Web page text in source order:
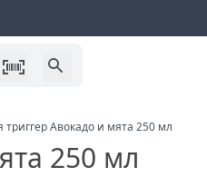
Авокадо и мята 250 мл
250 мл